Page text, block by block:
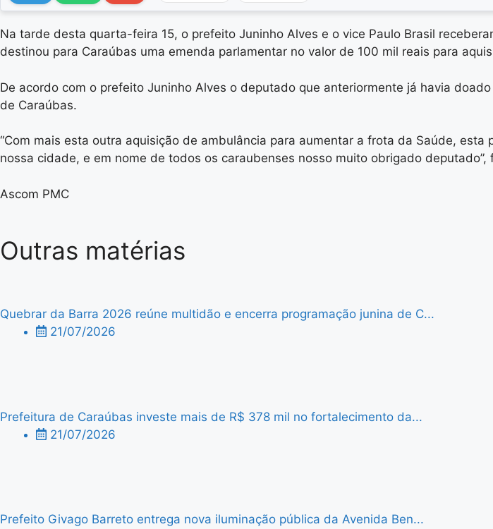
Na tarde desta quarta-feira 15, o prefeito Juninho Alves e o vice Paulo Brasil
destinou para Caraúbas uma emenda parlamentar no valor de 100 mil reais para
De acordo com o prefeito Juninho Alves o deputado que anteriormente já havia
de Caraúbas.
“Com mais esta outra aquisição de ambulância para aumentar a frota da Saúde,
nossa cidade, e em nome de todos os caraubenses nosso muito obrigado deputado”,
Ascom PMC
Outras matérias
Quebrar da Barra 2026 reúne multidão e encerra programação junina de C...
21/07/2026
Prefeitura de Caraúbas investe mais de R$ 378 mil no fortalecimento da...
21/07/2026
Prefeito Givago Barreto entrega nova iluminação pública da Avenida Ben...